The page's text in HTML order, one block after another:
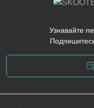
Узнавайте